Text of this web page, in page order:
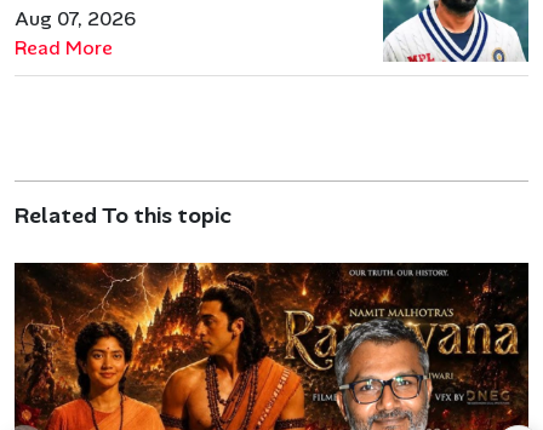
जरूरत हमेशा रहेगी
Aug 07, 2026
Read More
Related To this topic